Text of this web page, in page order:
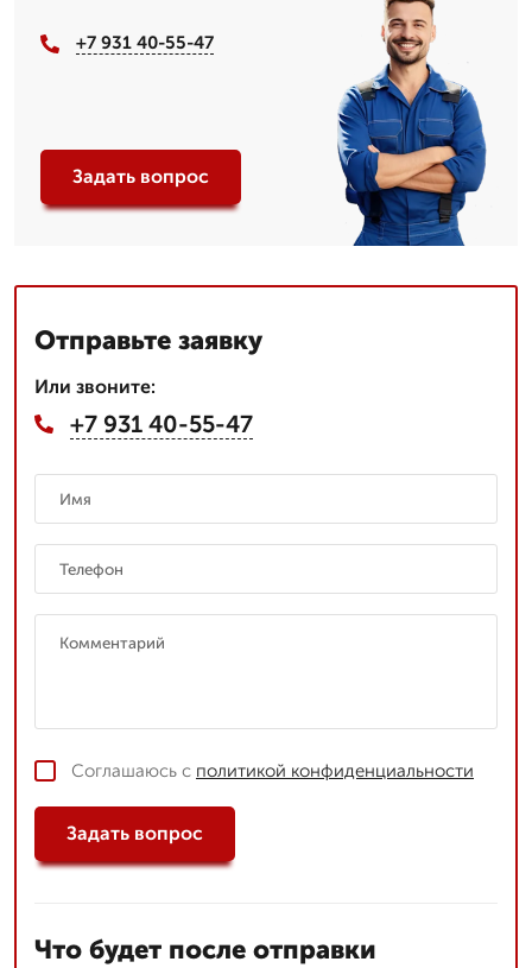
+7 931 40-55-47
Задать вопрос
Отправьте заявку
Или звоните:
+7 931 40-55-47
Соглашаюсь с политикой конфиденциальности
Задать вопрос
Что будет после отправки